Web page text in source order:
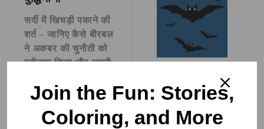
सर्दी में खिचड़ी पकाने की
शर्त – जानिए कैसे बीरबल
ने अकबर की चुनौती को
स्वीकार किया और अपनी
समाधान निकाला।
Read More »
Simple and
easy Steps for
Kids
Read More »
Join the Fun: Stories,
Coloring, and More